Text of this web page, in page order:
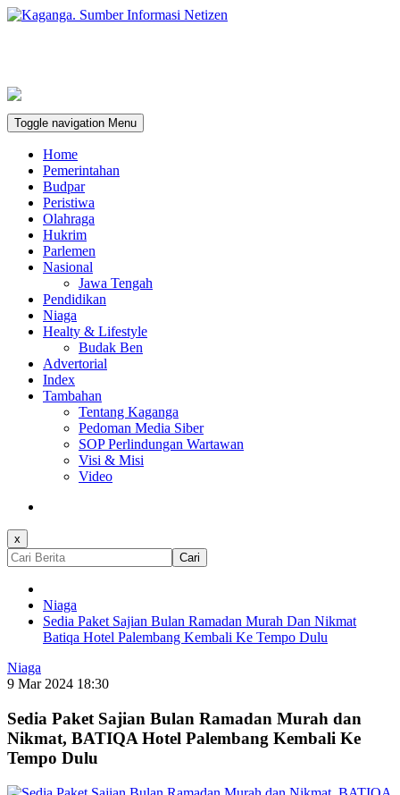
Toggle navigation Menu
Home
Pemerintahan
Budpar
Peristiwa
Olahraga
Hukrim
Parlemen
Nasional
Jawa Tengah
Pendidikan
Niaga
Healty & Lifestyle
Budak Ben
Advertorial
Index
Tambahan
Tentang Kaganga
Pedoman Media Siber
SOP Perlindungan Wartawan
Visi & Misi
Video
x
Cari
Niaga
Sedia Paket Sajian Bulan Ramadan Murah Dan Nikmat
Batiqa Hotel Palembang Kembali Ke Tempo Dulu
Niaga
9 Mar 2024 18:30
Sedia Paket Sajian Bulan Ramadan Murah dan
Nikmat, BATIQA Hotel Palembang Kembali Ke
Tempo Dulu